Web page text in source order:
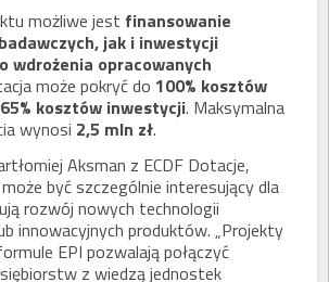
możliwe jest finansowanie
jak i inwestycji
wdrożenia opracowanych
może pokryć do 100% kosztów
65% kosztów inwestycji. Maksymalna
wynosi 2,5 mln zł.
Aksman z ECDF Dotacje,
być szczególnie interesujący dla
rozwój nowych technologii
innowacyjnych produktów. „Projekty
EPI pozwalają połączyć
z wiedzą jednostek